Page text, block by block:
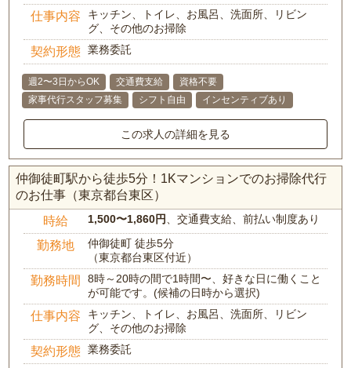
仕事内容
キッチン、トイレ、お風呂、洗面所、リビン
グ、その他のお掃除
契約形態 業務委託
週2〜3日からOK 交通費支給
資格不要
家事代行スタッフ募集
シフト自由 インセンティブあり
この求人の詳細を見る
仲御徒町駅から徒歩5分！1Kマンションでのお掃除代行
のお仕事（東京都台東区）
時給 1,500〜1,860円 、交通費支給、前払い制度あり
勤務地
仲御徒町 徒歩5分
（東京都台東区付近）
勤務時間
8時～20時の間で1時間〜、好きな日に働くこと
が可能です。(候補の日時から選択)
仕事内容
キッチン、トイレ、お風呂、洗面所、リビン
グ、その他のお掃除
契約形態 業務委託